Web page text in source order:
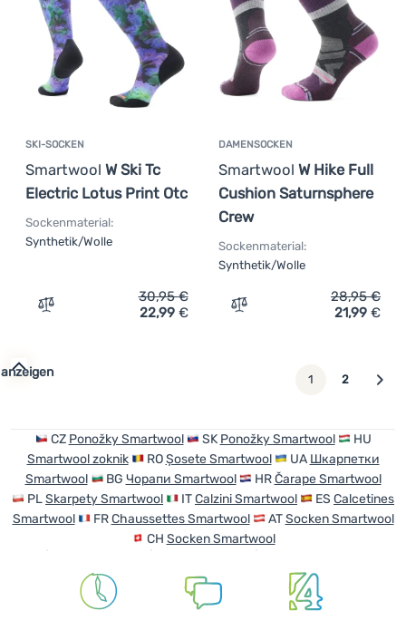
SKI-SOCKEN
Smartwool W Ski Tc
Electric Lotus Print Otc
Sockenmaterial:
Synthetik/Wolle
Zum Vergleich 'Ski-Socken Smartwool W Ski Tc Electric
30,95€
22,99 €
DAMENSOCKEN
Smartwool W Hike Full
Cushion Saturnsphere
Crew
Sockenmaterial:
Synthetik/Wolle
Zum Vergleich
28,95€
21,99 €
1 2 weiter
CZ Ponožky Smartwool SK Ponožky Smartwool
HU
Smartwool zoknik
ROȘosete Smartwool UA Шкарпетки
Smartwool
BG Чорапи Smartwool HRČarape Smartwool
PLSkarpety Smartwool ITCalzini Smartwool ES Calcetines
Smartwool
FRChaussettes Smartwool ATSocken Smartwool
CH Socken Smartwool